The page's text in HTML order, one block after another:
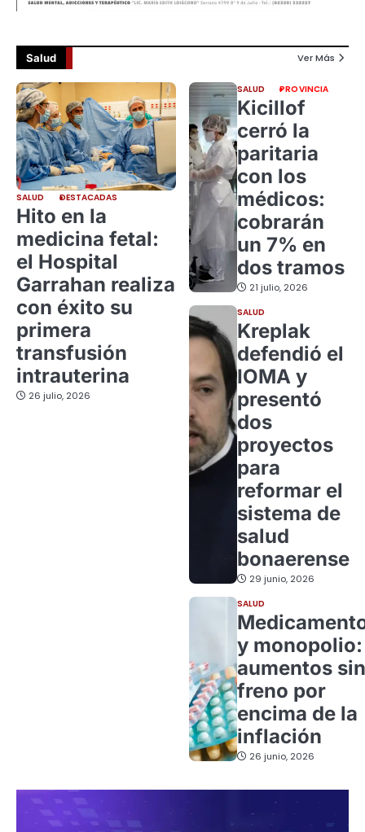
Salud Ver Más
SALUD DESTACADAS
Hito en la
medicina fetal:
el Hospital
Garrahan realiza
con éxito su
primera
transfusión
intrauterina
26 julio, 2026
SALUD PROVINCIA
Kicillof
cerró la
paritaria
con los
médicos:
cobrarán
un 7% en
dos tramos
21 julio, 2026
SALUD
Kreplak
defendió el
IOMA y
presentó
dos
proyectos
para
reformar el
sistema de
salud
bonaerense
29 junio, 2026
SALUD
y monopolio:
aumentos sin
freno por
encima de la
inflación
26 junio, 2026